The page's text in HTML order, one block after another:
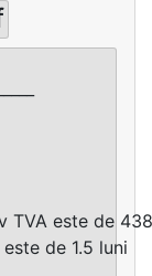
TVA este de
de 1.5 luni